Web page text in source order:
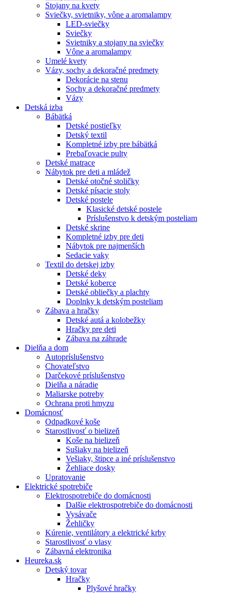
Stojany na kvety
Sviečky, svietniky, vône a aromalampy
LED-sviečky
Sviečky
Svietniky a stojany na sviečky
Vône a aromalampy
Umelé kvety
Vázy, sochy a dekoračné predmety
Dekorácie na stenu
Sochy a dekoračné predmety
Vázy
Detská izba
Bábätká
Detské postieľky
Detský textil
Kompletné izby pre bábätká
Prebaľovacie pulty
Detské matrace
Nábytok pre deti a mládež
Detské otočné stoličky
Detské písacie stoly
Detské postele
Klasické detské postele
Príslušenstvo k detským posteliam
Detské skrine
Kompletné izby pre deti
Nábytok pre najmenších
Sedacie vaky
Textil do detskej izby
Detské deky
Detské koberce
Detské obliečky a plachty
Doplnky k detským posteliam
Zábava a hračky
Detské autá a kolobežky
Hračky pre deti
Zábava na záhrade
Dielňa a dom
Autopríslušenstvo
Chovateľstvo
Darčekové príslušenstvo
Dielňa a náradie
Maliarske potreby
Ochrana proti hmyzu
Domácnosť
Odpadkové koše
Starostlivosť o bielizeň
Koše na bielizeň
Sušiaky na bielizeň
Vešiaky, štipce a iné príslušenstvo
Žehliace dosky
Upratovanie
Elektrické spotrebiče
Elektrospotrebiče do domácnosti
Dalšie elektrospotrebiče do domácnosti
Vysávače
Žehličky
Kúrenie, ventilátory a elektrické krby
Starostlivosť o vlasy
Zábavná elektronika
Heureka.sk
Detský tovar
Hračky
Plyšové hračky